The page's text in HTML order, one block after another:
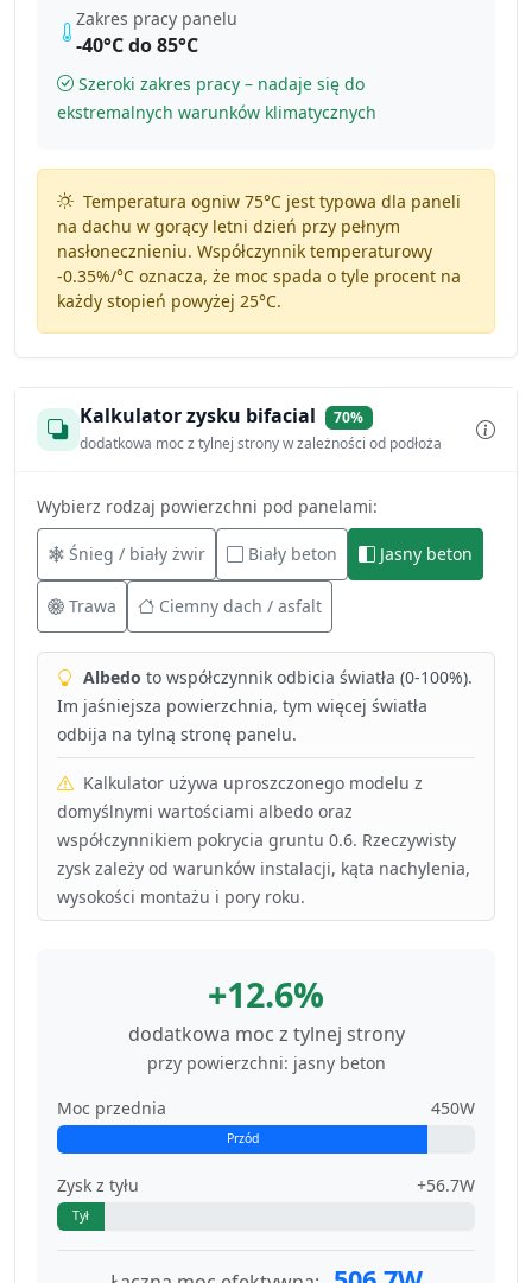
Zakres pracy panelu
-40°C do 85°C
Szeroki zakres pracy – nadaje się do
ekstremalnych warunków klimatycznych
Temperatura ogniw 75°C jest typowa dla paneli
na dachu w gorący letni dzień przy pełnym
nasłonecznieniu. Współczynnik temperaturowy
-0.35%/°Coznacza, że moc spada o tyle procent na
każdy stopień powyżej 25°C.
Kalkulator zysku bifacial
70%
dodatkowa moc z tylnej strony w zależności od podłoża
Wybierz rodzaj powierzchni pod panelami:
Śnieg / biały żwir Biały beton Jasny beton
Trawa Ciemny dach / asfalt
Albedo to współczynnik odbicia światła (0-100%).
Im jaśniejsza powierzchnia, tym więcej światła
odbija na tylną stronę panelu.
Kalkulator używa uproszczonego modelu z
domyślnymi wartościami albedo oraz
współczynnikiem pokrycia gruntu 0.6. Rzeczywisty
zysk zależy od warunków instalacji, kąta nachylenia,
wysokości montażu i pory roku.
+12.6%
dodatkowa moc z tylnej strony
przy powierzchni: jasny beton
Moc przednia
450W
Przód
Zysk z tyłu +56.7W
Tył